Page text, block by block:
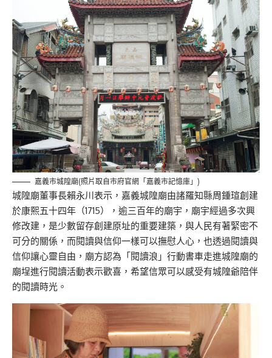
嘉義市城隍廟(照片取自市府官網「嘉義市記憶庫」)
城隍廟董事長賴永川表示，嘉義城隍廟由諸羅知縣周鍾瑄創建
於康熙五十四年（1715），逾三百年的廟宇，廟宇經過多次興
修改建，是少數留存創建原址的重要建築，與人民有著緊密不
可分的關係，而閱讀與信仰一樣可以撫慰人心，也透過閱讀與
信仰讓心靈自由，廟方認為「閱讀浪」行動書車走進城隍廟的
廟埕進行閱讀活動表示歡喜，希望信眾可以感受有城隍爺陪伴
的閱讀時光。